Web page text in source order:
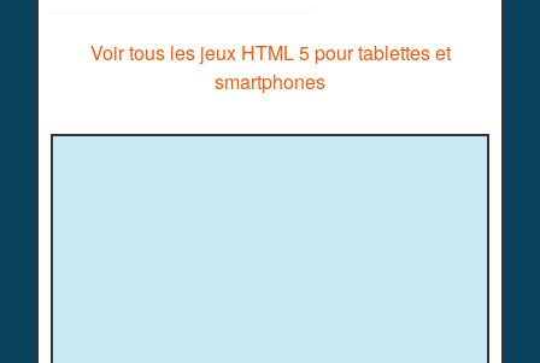
Voir tous les jeux HTML 5 pour tablettes et
smartphones